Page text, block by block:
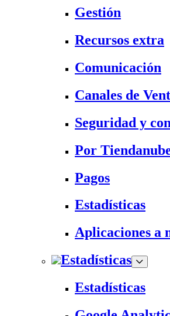
Gestión
Recursos extra
Comunicación
Canales de
Seguridad y
Por
Pagos
Estadísticas
Aplicaciones a
Estadísticas
Estadísticas